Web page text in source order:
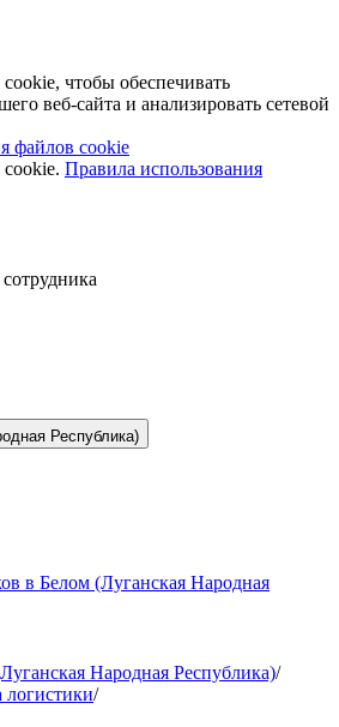
чтобы обеспечивать
веб-сайта и анализировать сетевой
файлов cookie
Правила использования
Республика)
в Белом (Луганская Народная
Народная Республика)/
логистики/